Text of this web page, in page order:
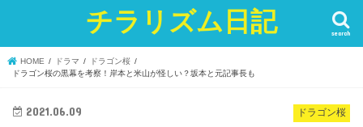
チラリズム日記 search
HOME ドラマ
ドラゴン桜
ドラゴン桜の黒幕を考察！岸本と米山が怪しい？坂本と元記事長も
ドラゴン桜
2021.06.09